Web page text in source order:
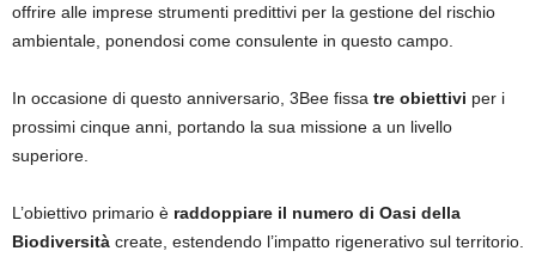
offrire alle imprese strumenti predittivi per la gestione del rischio
ambientale, ponendosi come consulente in questo campo.
In occasione di questo anniversario, 3Bee fissa tre obiettivi per i
prossimi cinque anni, portando la sua missione a un livello
superiore.
L’obiettivo primario è raddoppiare il numero di Oasi della
Biodiversità create, estendendo l’impatto rigenerativo sul territorio.